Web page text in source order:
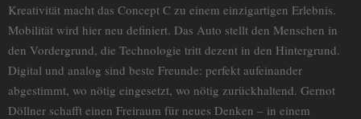
Kreativität macht das Concept C zu einem einzigartigen Erlebnis.
Mobilität wird hier neu definiert. Das Auto stellt den Menschen in
den Vordergrund, die Technologie tritt dezent in den Hintergrund.
Digital und analog sind beste Freunde: perfekt aufeinander
abgestimmt, wo nötig eingesetzt, wo nötig zurückhaltend. Gernot
Döllner schafft einen Freiraum für neues Denken – in einem